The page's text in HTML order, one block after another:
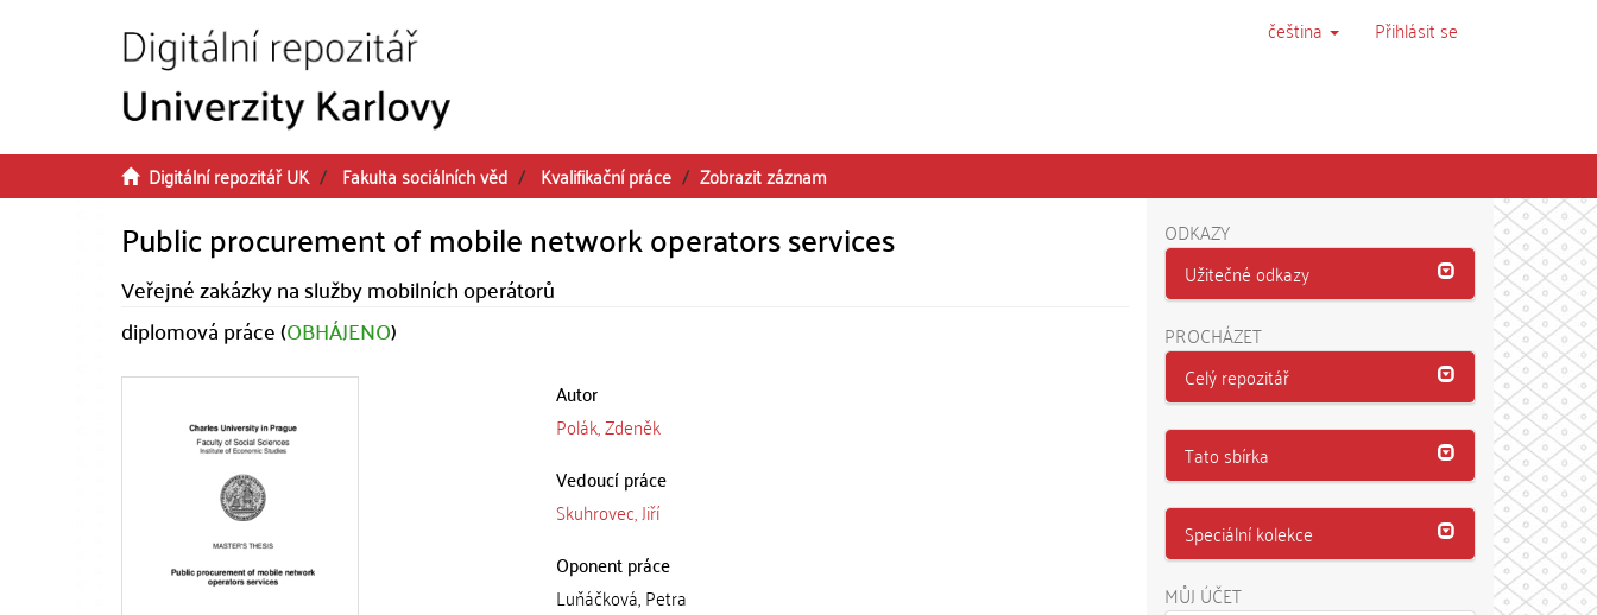
čeština Přihlásit se
Digitální repozitář UK Fakulta sociálních věd Kvalifikační práce Zobrazit záznam
Public procurement of mobile network operators services
Veřejné zakázky na služby mobilních operátorů
diplomová práce (OBHÁJENO)
Autor
Polák, Zdeněk
Vedoucí práce
Skuhrovec, Jiří
Oponent práce
Luňáčková, Petra
ODKAZY
Užitečné odkazy
PROCHÁZET
Celý repozitář
Tato sbírka
Speciální kolekce
MŮJ ÚČET